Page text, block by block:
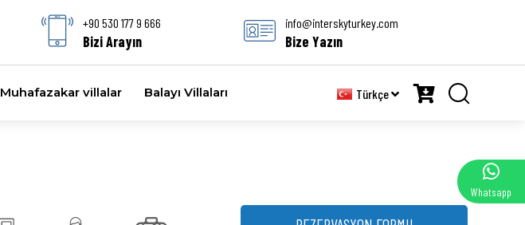
+90 530 177 9 666
Bizi Arayın
info@interskyturkey.com
Bize Yazın
Muhafazakar villalar Balayı Villaları Türkçe
Whatsapp